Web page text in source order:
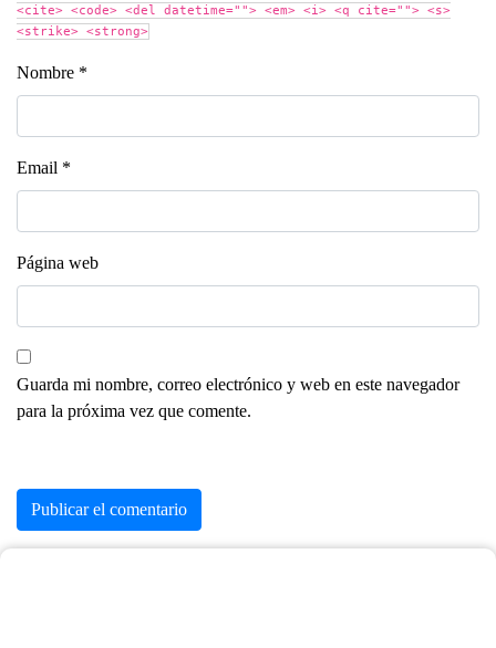
<cite> <code> <del datetime=""> <em> <i> <q cite=""> <s>
<strike> <strong>
Nombre *
Email *
Página web
Guarda mi nombre, correo electrónico y web en este navegador
para la próxima vez que comente.